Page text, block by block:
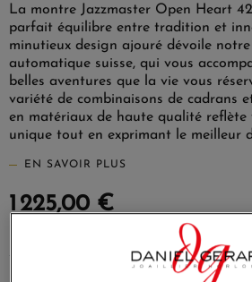
La montre Jazzmaster Open Heart
parfait équilibre entre tradition et
minutieux design ajouré dévoile
automatique suisse, qui vous
belles aventures que la vie vous
variété de combinaisons de cadrans
en matériaux de haute qualité
unique tout en exprimant le meilleur
EN SAVOIR PLUS
1 225,00 €
Payez seulement 122,50 € aujourd'hui